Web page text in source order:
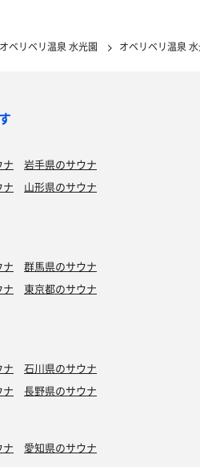
オベリベリ温泉 水光園 オベリベリ温泉
ナ
岩手県のサウナ
ナ
山形県のサウナ
ナ
群馬県のサウナ
ナ
東京都のサウナ
ナ
石川県のサウナ
ナ 長野県のサウナ
ナ
愛知県のサウナ